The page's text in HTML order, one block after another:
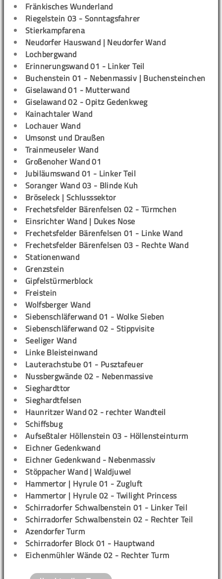
Fränkisches Wunderland
Riegelstein 03 - Sonntagsfahrer
Stierkampfarena
Neudorfer Hauswand | Neudorfer Wand
Lochbergwand
Erinnerungswand 01 - Linker Teil
Buchenstein 01 - Nebenmassiv | Buchensteinchen
Giselawand 01 - Mutterwand
Giselawand 02 - Opitz Gedenkweg
Kainachtaler Wand
Lochauer Wand
Umsonst und Draußen
Trainmeuseler Wand
Großenoher Wand 01
Jubiläumswand 01 - Linker Teil
Soranger Wand 03 - Blinde Kuh
Bröseleck | Schlusssektor
Frechetsfelder Bärenfelsen 02 - Türmchen
Einsrichter Wand | Dukes Nose
Frechetsfelder Bärenfelsen 01 - Linke Wand
Frechetsfelder Bärenfelsen 03 - Rechte Wand
Stationenwand
Grenzstein
Gipfelstürmerblock
Freistein
Wolfsberger Wand
Siebenschläferwand 01 - Wolke Sieben
Siebenschläferwand 02 - Stippvisite
Seeliger Wand
Linke Bleisteinwand
Lauterachstube 01 - Pusztafeuer
Nussbergwände 02 - Nebenmassive
Sieghardttor
Sieghardtfelsen
Haunritzer Wand 02 - rechter Wandteil
Schiffsbug
Aufseßtaler Höllenstein 03 - Höllensteinturm
Eichner Gedenkwand
Eichner Gedenkwand - Nebenmassiv
Stöppacher Wand | Waldjuwel
Hammertor | Hyrule 01 - Zugluft
Hammertor | Hyrule 02 - Twilight Princess
Schirradorfer Schwalbenstein 01 - Linker Teil
Schirradorfer Schwalbenstein 02 - Rechter Teil
Azendorfer Turm
Schirradorfer Block 01 - Hauptwand
Eichenmühler Wände 02 - Rechter Turm